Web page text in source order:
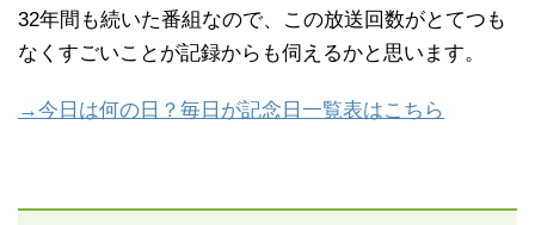
32年間も続いた番組なので、この放送回数がとてつも
なくすごいことが記録からも伺えるかと思います。
→今日は何の日？毎日が記念日一覧表はこちら